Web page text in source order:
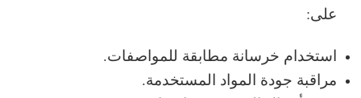
على:
استخدام خرسانة مطابقة للمواصفات.
مراقبة جودة المواد المستخدمة.